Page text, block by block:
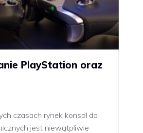
PlayStation oraz
czasach rynek konsol do
jest niewątpliwie